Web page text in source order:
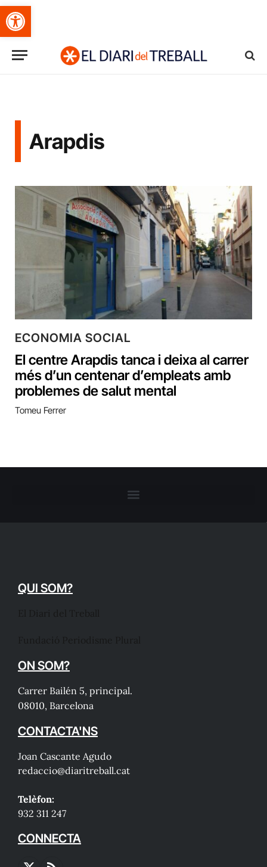
Obre la barra d'eines
Arapdis
ECONOMIA SOCIAL
El centre Arapdis tanca i deixa al carrer
més d’un centenar d’empleats amb
problemes de salut mental
Tomeu Ferrer
QUI SOM?
ON SOM?
Carrer Bailén 5, principal.
08010, Barcelona
CONTACTA'NS
Joan Cascante Agudo
redaccio@diaritreball.cat
Telèfon:
932 311 247
CONNECTA